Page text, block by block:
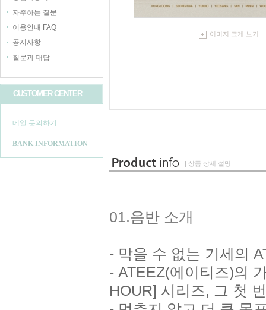
자주하는 질문
이용안내 FAQ
공지사항
질문과 대답
CUSTOMER CENTER
메일 문의하기
BANK INFORMATION
이미지 크게 보기
| 상품 상세 설명
01.음반 소개
- 막을 수 없는 기세의
- ATEEZ(에이티즈)의
HOUR] 시리즈, 그 첫